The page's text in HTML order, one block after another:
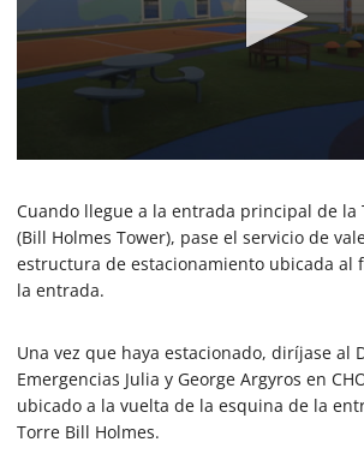
e
o
n
d
s
1
m
i
n
u
Cuando llegue a la entrada principal de la
(Bill Holmes Tower), pase el servicio de
estructura de estacionamiento ubicada al
la entrada.
Una vez que haya estacionado, diríjase al
Emergencias Julia y George Argyros en
ubicado a la vuelta de la esquina de la
Torre Bill Holmes.